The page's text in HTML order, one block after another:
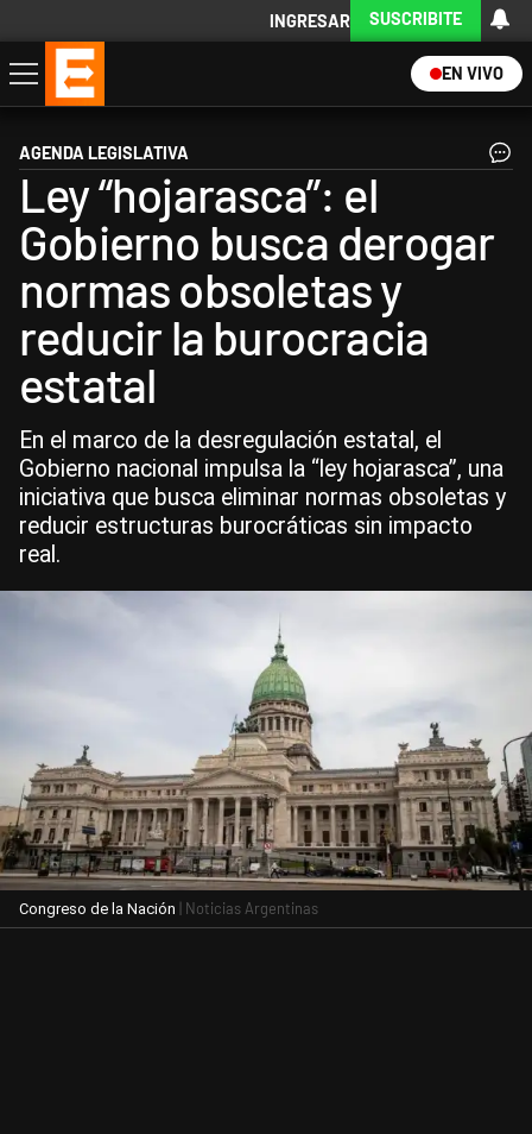
INGRESAR SUSCRIBITE
EN VIVO
Economía
Política
Internacional
Actualidad
Descargá la App
AGENDA LEGISLATIVA
Ley “hojarasca”: el
Gobierno busca derogar
normas obsoletas y
reducir la burocracia
estatal
En el marco de la desregulación estatal, el
Gobierno nacional impulsa la “ley hojarasca”, una
iniciativa que busca eliminar normas obsoletas y
reducir estructuras burocráticas sin impacto
real.
Congreso de la Nación | Noticias Argentinas